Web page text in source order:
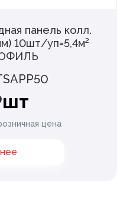
панель колл.
10шт/уп=5,4м²
шт
цена